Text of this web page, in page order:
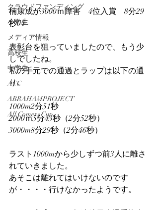
クラウドファンディング
小学生
メディア情報
高校生
中学生
ACC
ABRAHAMPROJECT
All Comers Cup
楠康成が3000ｍ障害　4位入賞　8分29
秒04
表彰台を狙っていましたので、もう少
しでしたね。
私の手元での通過とラップは以下の通
り。
1000m2分51秒
2000ｍ5分43秒（2分52秒）
3000m8分29秒（2分46秒）
ラスト1000mから少しずつ前3人に離さ
れていきました。
あそこは離れてはいけないのです
が・・・・行けなかったようです。